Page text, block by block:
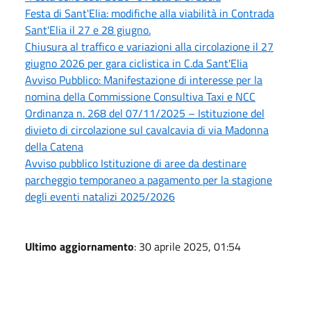
Festa di Sant'Elia: modifiche alla viabilità in Contrada
Sant'Elia il 27 e 28 giugno.
Chiusura al traffico e variazioni alla circolazione il 27
giugno 2026 per gara ciclistica in C.da Sant'Elia
Avviso Pubblico: Manifestazione di interesse per la
nomina della Commissione Consultiva Taxi e NCC
Ordinanza n. 268 del 07/11/2025 – Istituzione del
divieto di circolazione sul cavalcavia di via Madonna
della Catena
Avviso pubblico Istituzione di aree da destinare
parcheggio temporaneo a pagamento per la stagione
degli eventi natalizi 2025/2026
Ultimo aggiornamento: 30 aprile 2025, 01:54